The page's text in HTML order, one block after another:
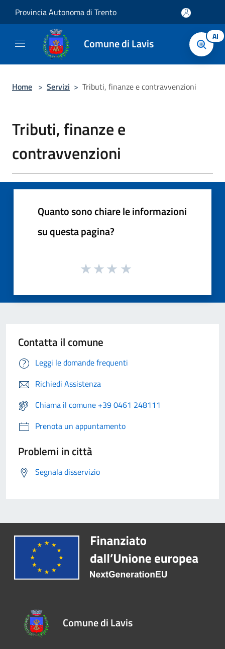
Provincia Autonoma di Trento
Comune di Lavis AI
Home > Servizi > Tributi, finanze e contravvenzioni
Tributi, finanze e
contravvenzioni
Quanto sono chiare le informazioni
su questa pagina?
Contatta il comune
Leggi le domande frequenti
Richiedi Assistenza
Chiama il comune +39 0461 248111
Prenota un appuntamento
Problemi in città
Segnala disservizio
Comune di Lavis